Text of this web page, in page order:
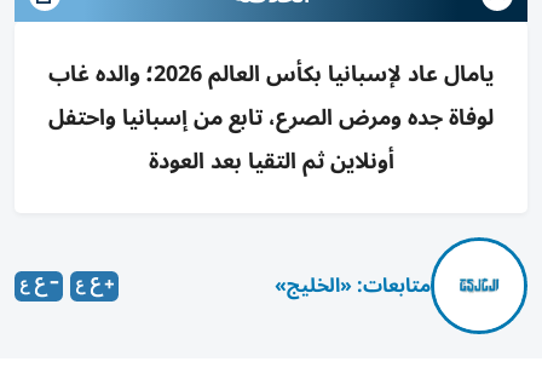
يامال عاد لإسبانيا بكأس العالم 2026؛ والده غاب
لوفاة جده ومرض الصرع، تابع من إسبانيا واحتفل
أونلاين ثم التقيا بعد العودة
متابعات: «الخليج»